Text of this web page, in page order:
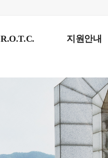
R.O.T.C. 지원안내